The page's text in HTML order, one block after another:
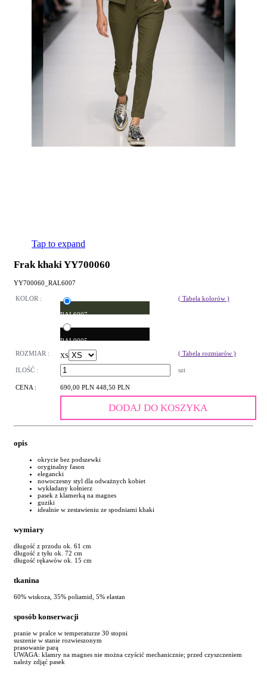
Tap to expand
Frak khaki YY700060
YY700060_RAL6007
KOLOR :
RAL6007
RAL9005
( Tabela kolorów )
ROZMIAR : XS ( Tabela rozmiarów )
ILOŚĆ : szt
CENA : 690,00 PLN 448,50 PLN
DODAJ DO KOSZYKA
opis
okrycie bez podszewki
oryginalny fason
elegancki
nowoczesny styl dla odważnych kobiet
wykładany kołnierz
pasek z klamerką na magnes
guziki
idealnie w zestawieniu ze spodniami khaki
wymiary
długość z przodu ok. 61 cm
długość z tyłu ok. 72 cm
długość rękawów ok. 15 cm
tkanina
60% wiskoza, 35% poliamid, 5% elastan
sposób konserwacji
pranie w pralce w temperaturze 30 stopni
suszenie w stanie rozwieszonym
prasowanie parą
UWAGA: klamry na magnes nie można czyścić mechanicznie; przed czyszczeniem
należy zdjąć pasek